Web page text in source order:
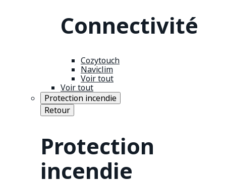
Connectivité
Cozytouch
Naviclim
Voir tout
Voir tout
Protection incendie
Retour
Protection
incendie